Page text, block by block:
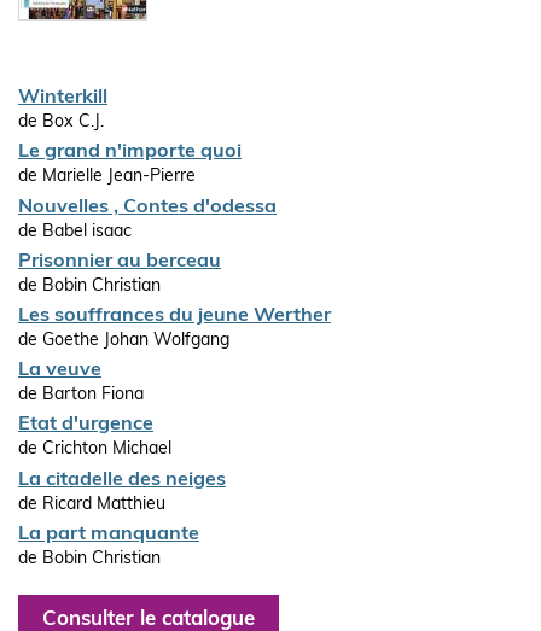
Winterkill
de Box C.J.
Le grand n'importe quoi
de Marielle Jean-Pierre
Nouvelles , Contes d'odessa
de Babel isaac
Prisonnier au berceau
de Bobin Christian
Les souffrances du jeune Werther
de Goethe Johan Wolfgang
La veuve
de Barton Fiona
Etat d'urgence
de Crichton Michael
La citadelle des neiges
de Ricard Matthieu
La part manquante
de Bobin Christian
Consulter le catalogue